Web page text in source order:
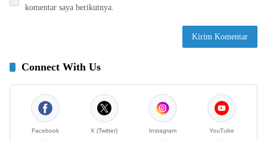
komentar saya berikutnya.
Connect With Us
Facebook X (Twitter) Instagram YouTube